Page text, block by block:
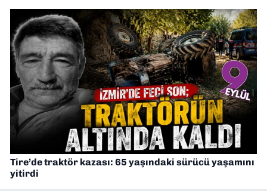
Tire’de traktör kazası: 65 yaşındaki sürücü yaşamını
yitirdi